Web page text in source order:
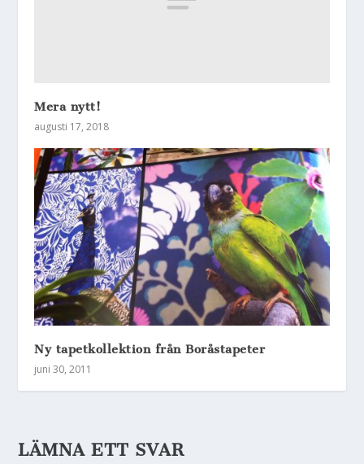
Mera nytt!
augusti 17, 2018
Ny tapetkollektion från Boråstapeter
juni 30, 2011
LÄMNA ETT SVAR